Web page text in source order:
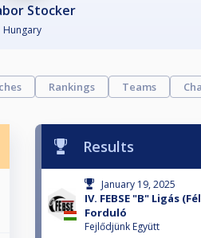
Stocker
Hungary
Rankings Teams
Results
January 19, 2025
IV. FEBSE "B" Ligás
Forduló
Fejlődjünk Együtt